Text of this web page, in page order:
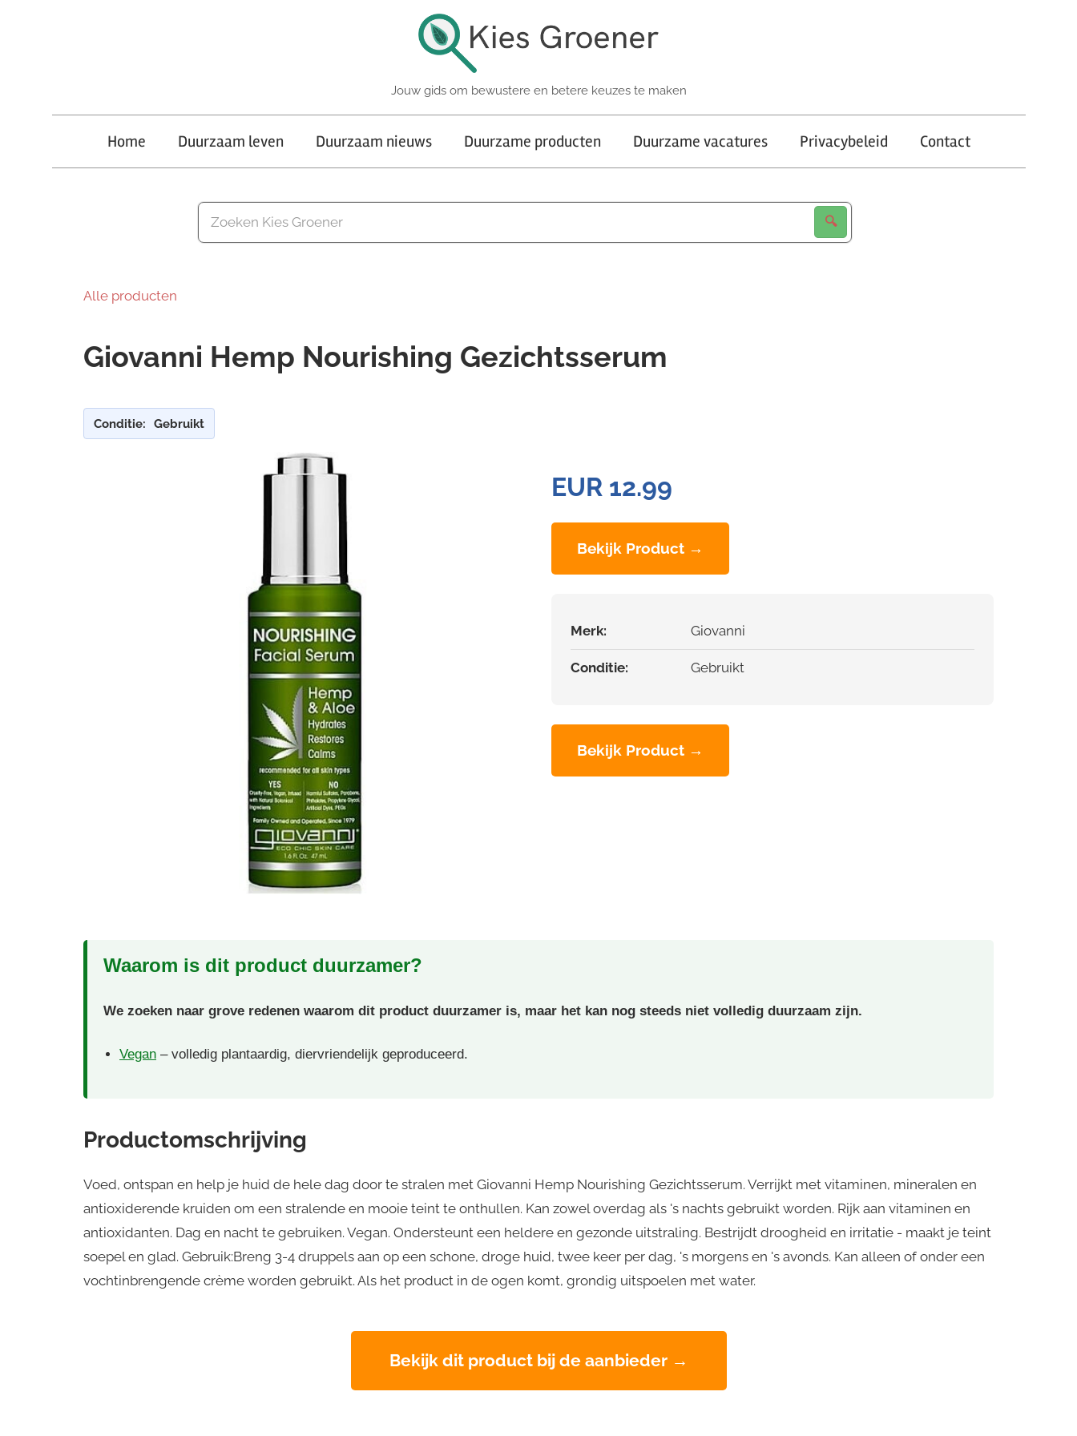
Kies
Groener
Jouw gids om bewustere en betere keuzes te maken
Home Duurzaam leven Duurzaam nieuws Duurzame producten Duurzame vacatures Privacybeleid Contact
Alle producten
Giovanni Hemp Nourishing Gezichtsserum
Conditie: Gebruikt
EUR 12.99
Bekijk Product →
Merk: Giovanni
Conditie: Gebruikt
Bekijk Product →
Waarom is dit product duurzamer?
We zoeken naar grove redenen waarom dit product duurzamer is, maar het kan nog steeds niet volledig duurzaam zijn.
Vegan – volledig plantaardig, diervriendelijk geproduceerd.
Productomschrijving
Voed, ontspan en help je huid de hele dag door te stralen met Giovanni Hemp Nourishing Gezichtsserum. Verrijkt met vitaminen, mineralen en
antioxiderende kruiden om een stralende en mooie teint te onthullen. Kan zowel overdag als 's nachts gebruikt worden. Rijk aan vitaminen en
antioxidanten. Dag en nacht te gebruiken. Vegan. Ondersteunt een heldere en gezonde uitstraling. Bestrijdt droogheid en irritatie - maakt je teint
soepel en glad. Gebruik:Breng 3-4 druppels aan op een schone, droge huid, twee keer per dag, 's morgens en 's avonds. Kan alleen of onder een
vochtinbrengende crème worden gebruikt. Als het product in de ogen komt, grondig uitspoelen met water.
Bekijk dit product bij de aanbieder →